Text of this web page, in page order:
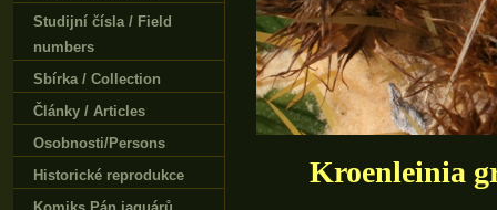
Kroenleinia
Studijní čísla / Field
numbers
Sbírka / Collection
Články / Articles
Osobnosti/Persons
Historické reprodukce